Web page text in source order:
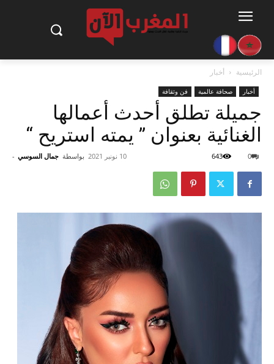
الرئيسية أخبار
أخبار صحافة عالمية فن وثقافة
جميلة تطلق أحدث أعمالها
الغنائية بعنوان ” يمته استريح “
بواسطة جمال السوسي - 10 نونبر 2021 0
643